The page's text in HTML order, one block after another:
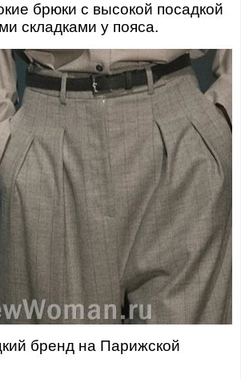
брюки с высокой посадкой
складками у пояса.
бренд на Парижской